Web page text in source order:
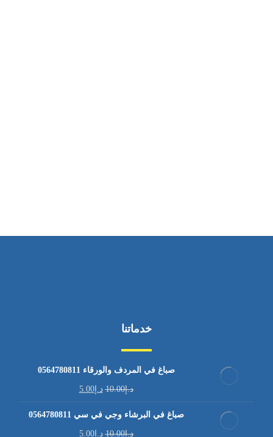
خدماتنا
صباغ في المردف والورقاء 0564780811
د.إ10.00 د.إ5.00
صباغ في البرشاء وجي في سي 0564780811
د.إ10.00 د.إ5.00